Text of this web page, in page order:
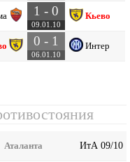
1 - 0
09.01.10
Кьево
0 - 1
06.01.10
Интер
Аталанта ИтА 09/10